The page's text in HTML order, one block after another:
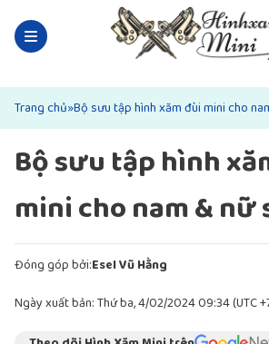
Trang chủ»Bộ sưu tập hình xăm đùi mini cho
Bộ sưu tập hình
mini cho nam & nữ
Đóng góp bởi:Esel Vũ Hằng
Ngày xuất bản: Thứ ba, 4/02/2024 09:34 (UTC